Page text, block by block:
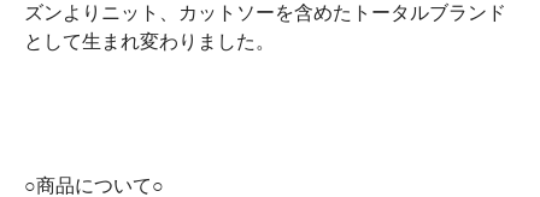
ズンよりニット、カットソーを含めたトータルブランド
として生まれ変わりました。
○商品について○